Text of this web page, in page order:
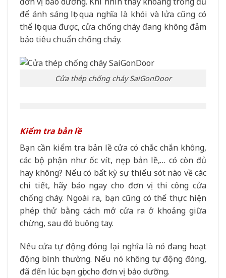
để ánh sáng lọt qua nghĩa là khói và lửa cũng có
thể lọt qua được, cửa chống cháy đang không đảm
bảo tiêu chuẩn chống cháy.
Cửa thép chống cháy SaiGonDoor
Kiểm tra bản lề
Bạn cần kiểm tra bản lề cửa có chắc chắn không,
các bộ phận như ốc vít, nẹp bản lề,… có còn đủ
hay không? Nếu có bất kỳ sự thiếu sót nào về các
chi tiết, hãy báo ngay cho đơn vị thi công cửa
chống cháy. Ngoài ra, bạn cũng có thể thực hiện
phép thử bằng cách mở cửa ra ở khoảng giữa
chừng, sau đó buông tay.
Nếu cửa tự động đóng lại nghĩa là nó đang hoạt
động bình thường. Nếu nó không tự động đóng,
đã đến lúc bạn gọi cho đơn vị bảo dưỡng.